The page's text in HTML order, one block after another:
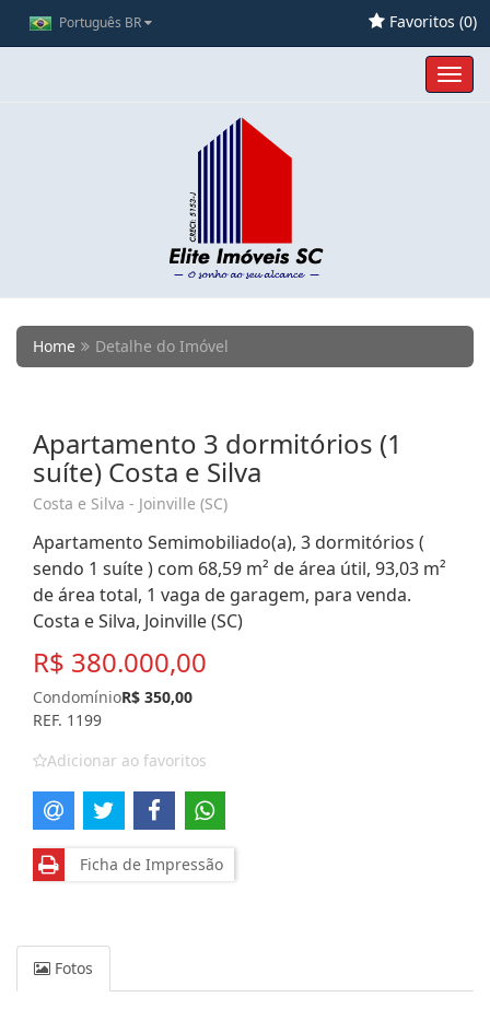
Português BR Favoritos (0)
Home Detalhe do Imóvel
Apartamento 3 dormitórios (1
suíte) Costa e Silva
Costa e Silva - Joinville (SC)
Apartamento Semimobiliado(a), 3 dormitórios (
sendo 1 suíte ) com 68,59 m² de área útil, 93,03 m²
de área total, 1 vaga de garagem, para venda.
Costa e Silva, Joinville (SC)
R$ 380.000,00
CondomínioR$ 350,00
REF. 1199
Adicionar ao favoritos
Ficha de Impressão
Fotos